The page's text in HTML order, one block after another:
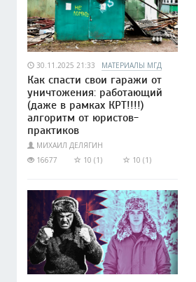
30.11.2025 21:33 МАТЕРИАЛЫ МГД
Как спасти свои гаражи от
уничтожения: работающий
(даже в рамках КРТ!!!!)
алгоритм от юристов-
практиков
МИХАИЛ ДЕЛЯГИН
16677
10 (1) 10 (1)